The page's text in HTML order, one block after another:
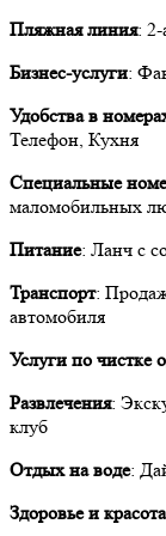
Пляжная линия:
Бизнес-услуги:
Удобства в
Телефон, Кухня
Специальные
маломобильных
Питание: Ланч с
Транспорт:
автомобиля
Услуги по чистке
Развлечения:
клуб
Отдых на воде:
Здоровье и красота